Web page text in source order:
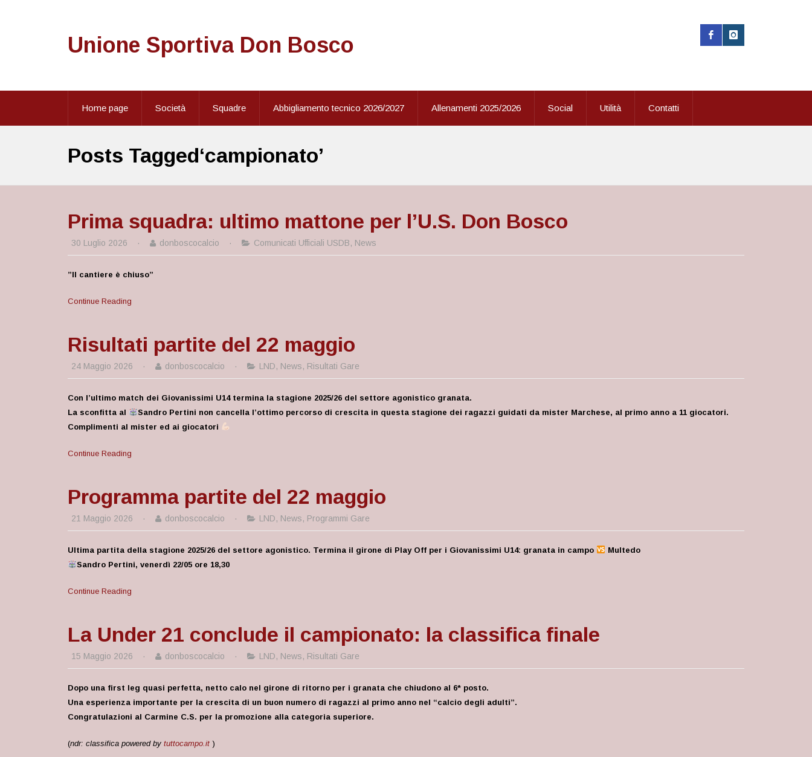
Unione Sportiva Don Bosco
Home page Società Squadre Abbigliamento tecnico 2026/2027 Allenamenti 2025/2026 Social Utilità Contatti
Posts Tagged‘campionato’
Prima squadra: ultimo mattone per l’U.S. Don Bosco
30 Luglio 2026 · donboscocalcio · Comunicati Ufficiali USDB, News
”Il cantiere è chiuso”
Continue Reading
Risultati partite del 22 maggio
24 Maggio 2026 · donboscocalcio · LND, News, Risultati Gare
Con l’ultimo match dei Giovanissimi U14 termina la stagione 2025/26 del settore agonistico granata.
La sconfitta al
Sandro Pertini non cancella l’ottimo percorso di crescita in questa stagione dei ragazzi guidati da mister Marchese, al primo anno a 11 giocatori.
Complimenti al mister ed ai giocatori
Continue Reading
Programma partite del 22 maggio
21 Maggio 2026 · donboscocalcio · LND, News, Programmi Gare
Ultima partita della stagione 2025/26 del settore agonistico. Termina il girone di Play Off per i Giovanissimi U14: granata in campo
Multedo
Sandro Pertini, venerdì 22/05 ore 18,30
Continue Reading
La Under 21 conclude il campionato: la classifica finale
15 Maggio 2026 · donboscocalcio · LND, News, Risultati Gare
Dopo una first leg quasi perfetta, netto calo nel girone di ritorno per i granata che chiudono al 6* posto.
Una esperienza importante per la crescita di un buon numero di ragazzi al primo anno nel “calcio degli adulti”.
Congratulazioni al Carmine C.S. per la promozione alla categoria superiore.
(ndr: classifica powered by tuttocampo.it )